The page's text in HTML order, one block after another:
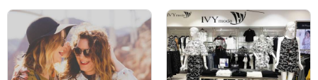
mebelong 8 năm
Coi để biết người vợ phải vất vả đau đớn như thế nào